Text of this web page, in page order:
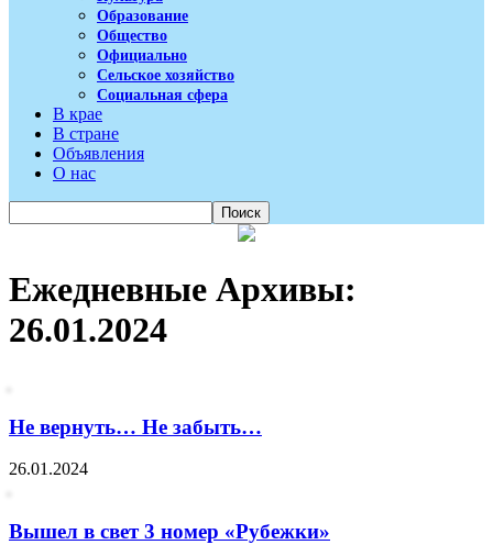
Образование
Общество
Официально
Сельское хозяйство
Социальная сфера
В крае
В стране
Объявления
О нас
Ежедневные Архивы:
26.01.2024
Не вернуть… Не забыть…
26.01.2024
Вышел в свет 3 номер «Рубежки»